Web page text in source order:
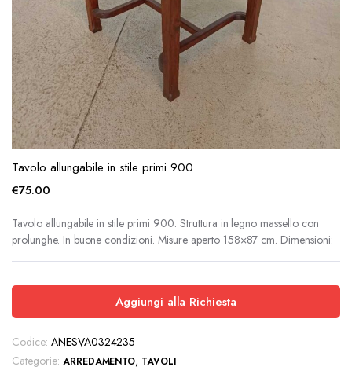
Tavolo allungabile in stile primi 900
€75.00
Tavolo allungabile in stile primi 900. Struttura in legno massello con
prolunghe. In buone condizioni. Misure aperto 158×87 cm. Dimensioni:
Aggiungi alla Richiesta
Codice: ANESVA0324235
Categorie: ARREDAMENTO, TAVOLI